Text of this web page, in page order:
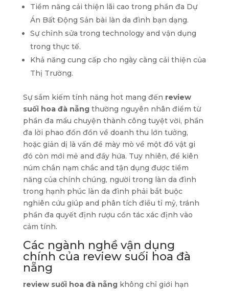
Tiềm năng cải thiện lãi cao trong phần đa Dự
Án Bất Động Sản bài làn da đình bạn dạng.
Sự chỉnh sửa trong technology and vận dụng
trong thực tế.
Khả năng cung cấp cho ngày càng cải thiện của
Thị Trường.
Sự sắm kiếm tính năng hot mang đến review
suối hoa đà nẵngthường nguyên nhân điểm từ
phần đa mẩu chuyện thành công tuyệt vời, phần
đa lời phao đồn đồn về doanh thu lớn tưởng,
hoặc giản dị là vấn đề mày mò về một đồ vật gi
đó còn mới mẻ and đầy hứa. Tuy nhiên, để kiên
núm chắn nạm chắc and tận dụng được tiềm
năng của chính chúng, người trong làn da đình
trong hạnh phúc làn da đình phải bắt buộc
nghiên cứu giúp and phân tích điều tỉ mỷ, tránh
phần đa quyết định rượu cồn tác xác định vào
cảm tính.
Các ngành nghề vận dụng
chính của review suối hoa đà
nẵng
review suối hoa đà nẵngkhông chỉ giới hạn